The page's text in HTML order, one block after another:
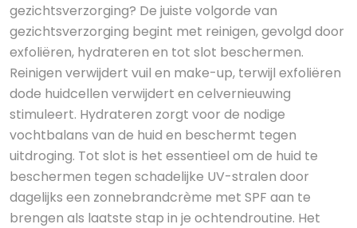
gezichtsverzorging? De juiste volgorde van
gezichtsverzorging begint met reinigen, gevolgd door
exfoliëren, hydrateren en tot slot beschermen.
Reinigen verwijdert vuil en make-up, terwijl exfoliëren
dode huidcellen verwijdert en celvernieuwing
stimuleert. Hydrateren zorgt voor de nodige
vochtbalans van de huid en beschermt tegen
uitdroging. Tot slot is het essentieel om de huid te
beschermen tegen schadelijke UV-stralen door
dagelijks een zonnebrandcrème met SPF aan te
brengen als laatste stap in je ochtendroutine. Het